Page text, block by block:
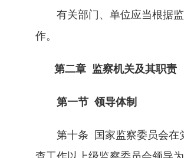
有关部门、单位应当根据监
作。
第二章 监察机关及其职责
第一节 领导体制
第十条 国家监察委员会在党